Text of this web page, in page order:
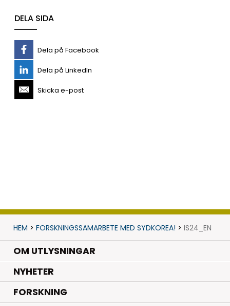
DELA SIDA
Dela på Facebook
Dela på LinkedIn
Skicka e-post
HEM > FORSKNINGSSAMARBETE MED SYDKOREA! > IS24_EN
OM UTLYSNINGAR
NYHETER.
FORSKNING.